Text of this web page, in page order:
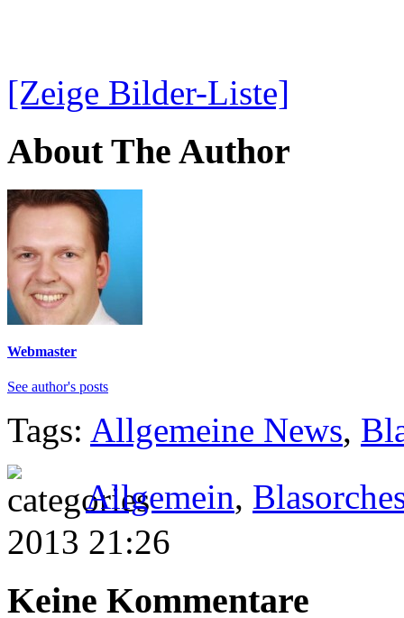
[Zeige Bilder-Liste]
About The Author
Webmaster
See author's posts
Tags: Allgemeine News,
Allgemein,
2013 21:26
Keine Kommentare